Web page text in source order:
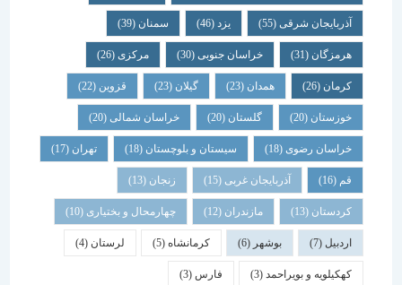
آذربایجان شرقی(55) یزد سمنان (39)
هرمزگان(31) خراسان جنوبی(30) مرکزی (26)
همدان گیلان قزوین
خوزستان(20) گلستان (20) خراسان شمالی(20)
خراسان رضوی(18) سیستان و بلوچستان(18) تهران
آذربایجان غربی(15) زنجان
کردستان(13) مازندران(12) چهارمحال و بختیاری (10)
بوشهر کرمانشاه(5) لرستان (4)
کهکیلویه و بویراحمد(3) فارس